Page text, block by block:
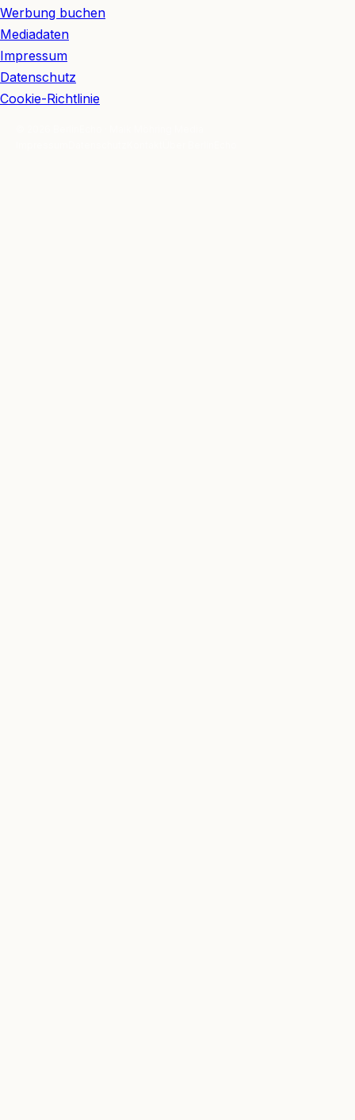
Werbung buchen
Mediadaten
Impressum
Datenschutz
Cookie-Richtlinie